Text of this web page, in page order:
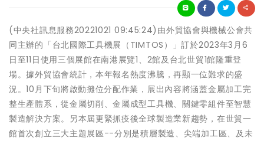
(中央社訊息服務20221021 09:45:24)由外貿協會與機械公會共
同主辦的「台北國際工具機展（TIMTOS）」訂於2023年3月6
日至11日使用三個展館在南港展覽1、2館及台北世貿1館隆重登
場。據外貿協會統計，本年報名熱度沸騰，再顯一位難求的盛
況。10月下旬將啟動攤位分配作業，展出內容將涵蓋金屬加工完
整生產體系，從金屬切削、金屬成型工具機、關鍵零組件至智慧
製造解決方案。另本屆更緊抓疫後全球製造業新趨勢，在世貿一
館首次創立三大主題展區--分別是積層製造、尖端加工區、及未